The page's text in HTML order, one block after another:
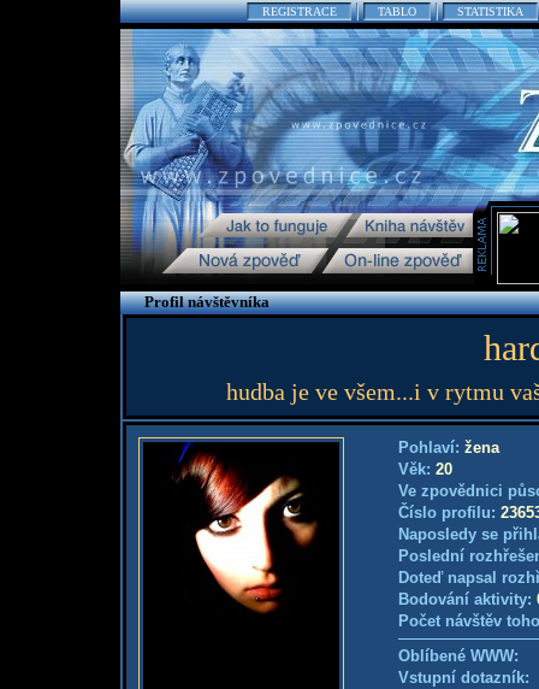
REGISTRACE TABLO STATISTIKA
Profil návštěvníka
hudba je ve všem...i v rytmu
Pohlaví: žena
Věk: 20
Ve zpovědnici
Číslo profilu:
Naposledy se
Poslední
Doteď napsal
Bodování aktivity:
Počet návštěv
Oblíbené WWW:
Vstupní